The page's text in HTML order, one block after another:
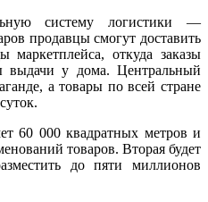
систему логистики —
продавцы смогут доставить
откуда заказы
выдачи у дома. Центральный
а товары по всей стране
60 000 квадратных метров и
товаров. Вторая будет
до пяти миллионов